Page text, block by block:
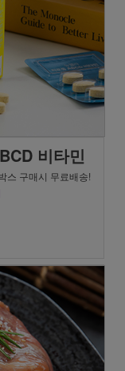
비타민
스 구매시 무료배송!